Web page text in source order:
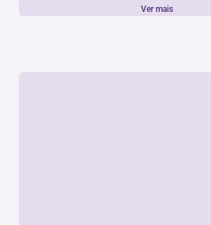
Ver mais